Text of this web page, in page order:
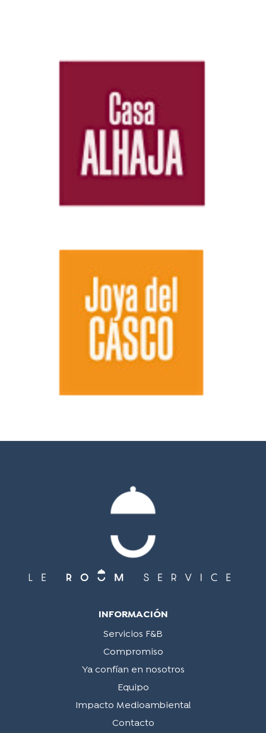
INFORMACIÓN
Servicios F&B
Compromiso
Ya confían en nosotros
Equipo
Impacto Medioambiental
Contacto